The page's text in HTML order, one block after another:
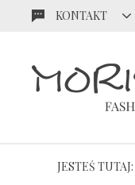
głównego
menu w
stopce
KONTAKT
JESTEŚ TUTAJ: